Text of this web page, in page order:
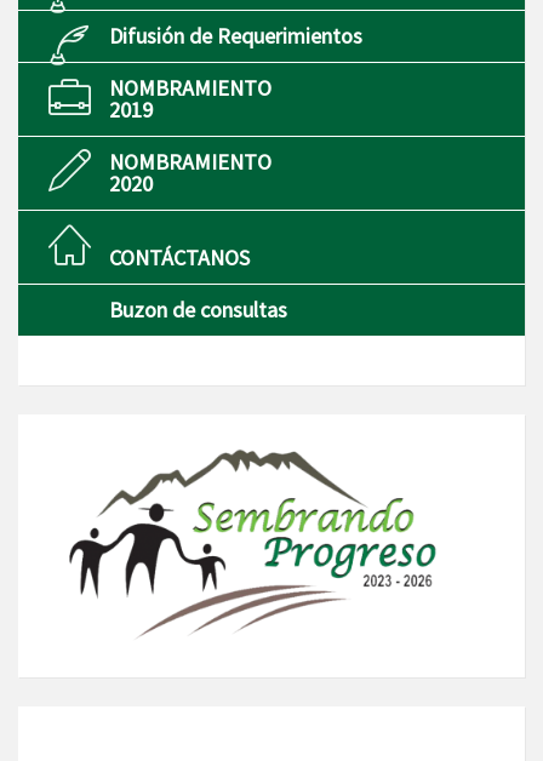
Difusión de Requerimientos
NOMBRAMIENTO
2019
NOMBRAMIENTO
2020
CONTÁCTANOS
Buzon de consultas